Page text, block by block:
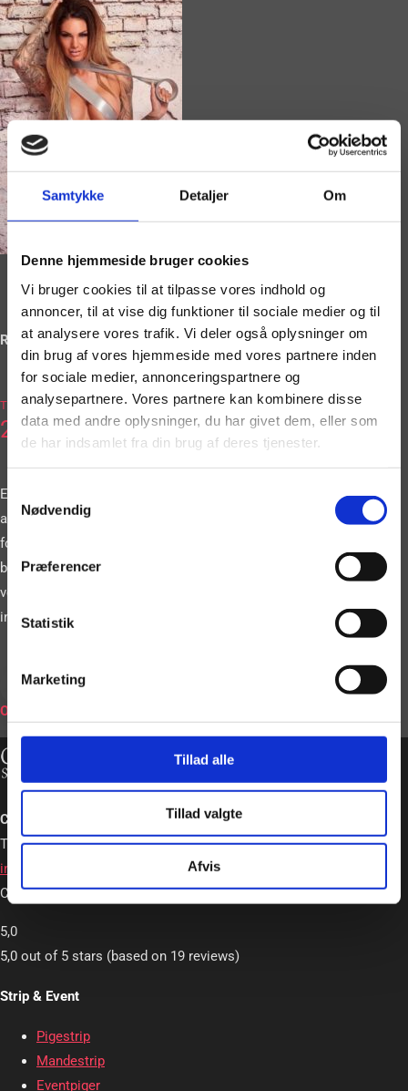
Samtykke Detaljer Om
Denne hjemmeside bruger cookies
Vi bruger cookies til at tilpasse vores indhold og
annoncer, til at vise dig funktioner til sociale medier og til
at analysere vores trafik. Vi deler også oplysninger om
din brug af vores hjemmeside med vores partnere inden
for sociale medier, annonceringspartnere og
analysepartnere. Vores partnere kan kombinere disse
data med andre oplysninger, du har givet dem, eller som
de har indsamlet fra din brug af deres tjenester.
Samtykkevalg
Nødvendig
Præferencer
Statistik
Marketing
Tillad alle
Tillad valgte
Afvis
Ring og book på
Tlf.
2036
2663
Eller book vores
artister gennem vores
formular. Vi
bestræber os på at
vende tilbage til dig
inden for 24 timer.
BOOK
ONLINE
Charlotte Schou – Strip og Event
Tlf. +45 20362663
info@charlotteschou.dk
CVR: 31814642
5,0
5,0 out of 5 stars (based on 19 reviews)
Strip & Event
Pigestrip
Mandestrip
Eventpiger